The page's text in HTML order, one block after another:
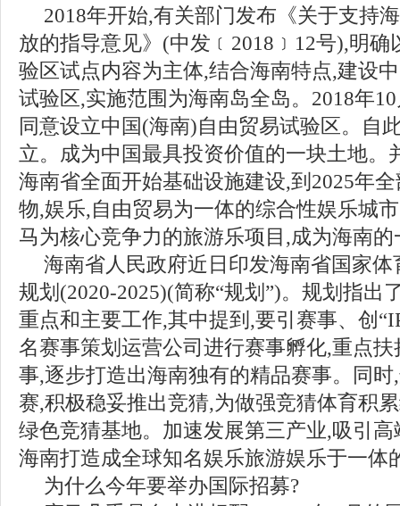
2018年开始,有关部门发布《关于支持
放的指导意见》(中发﹝2018﹞12号),明确
验区试点内容为主体,结合海南特点,建设
试验区,实施范围为海南岛全岛。2018年
同意设立中国(海南)自由贸易试验区。自
立。成为中国最具投资价值的一块土地。
海南省全面开始基础设施建设,到2025年
物,娱乐,自由贸易为一体的综合性娱乐城
马为核心竞争力的旅游乐项目,成为海南
海南省人民政府近日印发海南省国家
规划(2020-2025)(简称“规划”)。规划指出
重点和主要工作,其中提到,要引赛事、创
名赛事策划运营公司进行赛事孵化,重点
事,逐步打造出海南独有的精品赛事。同
赛,积极稳妥推出竞猜,为做强竞猜体育积
绿色竞猜基地。加速发展第三产业,吸引
海南打造成全球知名娱乐旅游娱乐于一体
为什么今年要举办国际招募?